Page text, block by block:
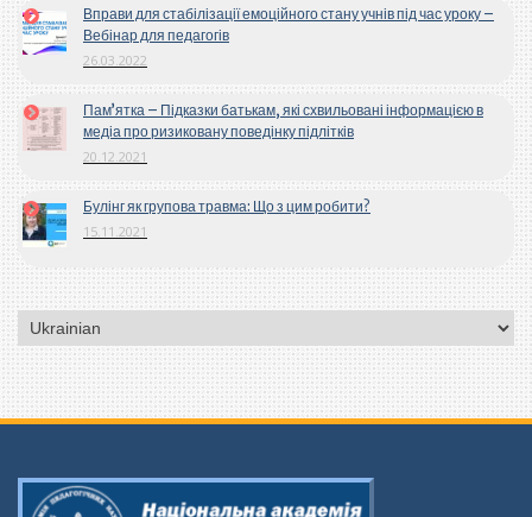
Вправи для стабілізації емоційного стану учнів під час уроку –
Вебінар для педагогів
26.03.2022
Пам’ятка – Підказки батькам, які схвильовані інформацією в
медіа про ризиковану поведінку підлітків
20.12.2021
Булінг як групова травма: Що з цим робити?
15.11.2021
Вибрати
мову